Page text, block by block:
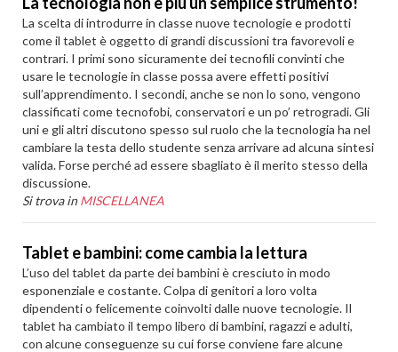
La scelta di introdurre in classe nuove tecnologie e prodotti
come il tablet è oggetto di grandi discussioni tra favorevoli e
contrari. I primi sono sicuramente dei tecnofili convinti che
usare le tecnologie in classe possa avere effetti positivi
sull’apprendimento. I secondi, anche se non lo sono, vengono
classificati come tecnofobi, conservatori e un po’ retrogradi. Gli
uni e gli altri discutono spesso sul ruolo che la tecnologia ha nel
cambiare la testa dello studente senza arrivare ad alcuna sintesi
valida. Forse perché ad essere sbagliato è il merito stesso della
discussione.
Si trova in MISCELLANEA
Tablet e bambini: come cambia la lettura
L’uso del tablet da parte dei bambini è cresciuto in modo
esponenziale e costante. Colpa di genitori a loro volta
dipendenti o felicemente coinvolti dalle nuove tecnologie. Il
tablet ha cambiato il tempo libero di bambini, ragazzi e adulti,
con alcune conseguenze su cui forse conviene fare alcune